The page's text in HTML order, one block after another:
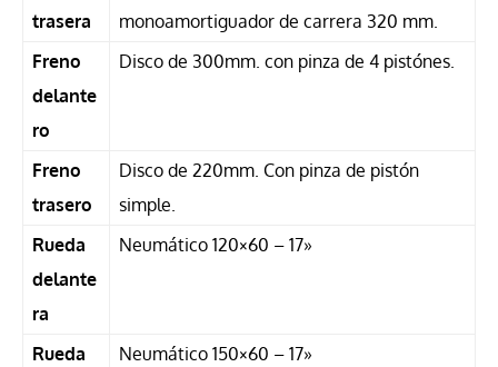
trasera
monoamortiguador de carrera 320 mm.
Freno
delante
ro
Disco de 300mm. con pinza de 4 pistónes.
Freno
trasero
Disco de 220mm. Con pinza de pistón
simple.
Rueda
delante
ra
Neumático 120×60 – 17»
Rueda
Neumático 150×60 – 17»